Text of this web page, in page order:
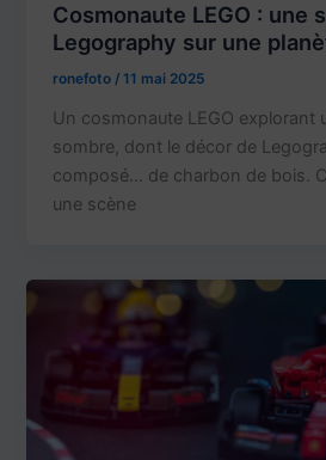
Cosmonaute LEGO : une
Legography sur une
ronefoto/11 mai 2025
Un cosmonaute LEGO explorant
sombre, dont le décor de
composé… de charbon de bois.
une scène